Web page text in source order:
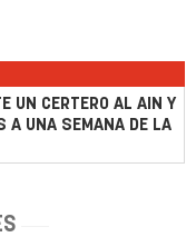
UN CERTERO AL AIN Y
A UNA SEMANA DE LA